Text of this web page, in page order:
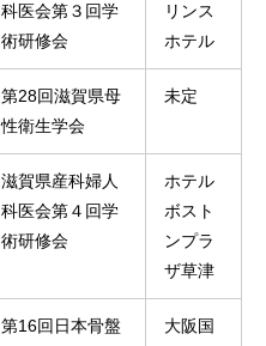
科医会第３回学
術研修会
リンス
ホテル
第28回滋賀県母
性衛生学会
未定
滋賀県産科婦人
科医会第４回学
術研修会
ホテル
ボスト
ンプラ
ザ草津
第16回日本骨盤
大阪国